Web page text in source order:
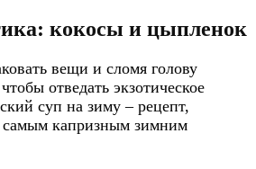
кокосы и цыпленок
вещи и сломя голову
отведать экзотическое
суп на зиму – рецепт,
капризным зимним